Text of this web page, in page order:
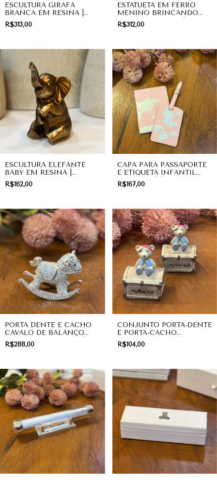
ESCULTURA GIRAFA
BRANCA EM RESINA |
DECORAÇÃO
R$313,00
ESTATUETA EM FERRO
MENINO BRINCANDO
COM CACHORRO |
DECORAÇÃO
R$312,00
ESCULTURA ELEFANTE
BABY EM RESINA |
DECORAÇÃO
R$162,00
CAPA PARA PASSAPORTE
E ETIQUETA INFANTIL
ROSA BEBÊ | PRESENTE
R$167,00
PORTA DENTE E CACHO
CAVALO DE BALANÇO
DECORATIVO SILVER |
LINHA BABY
R$288,00
CONJUNTO PORTA-DENTE
E PORTA-CACHO
URSINHO PIRATA| LINHA
BABY
R$104,00